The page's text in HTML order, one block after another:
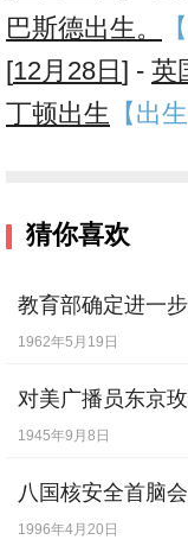
巴斯德出生。
[12月28日 ] - 英
丁顿出生 【出生
猜你喜欢
教育部确定进一
1962年5月19日
对美广播员东京
1945年9月8日
八国核安全首脑
1996年4月20日